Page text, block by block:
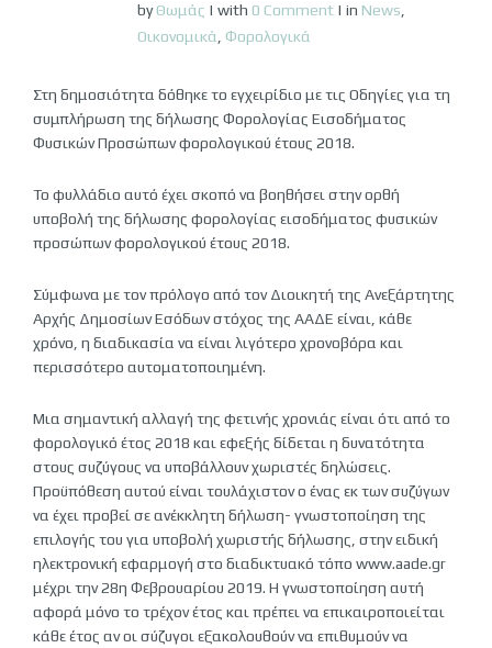
byΘωμάς | with 0 Comment | in News
Οικονομικά
Φορολογικά
Στη δημοσιότητα δόθηκε το εγχειρίδιο με τις Οδηγίες για τη
συμπλήρωση της δήλωσης Φορολογίας Εισοδήματος
Φυσικών Προσώπων φορολογικού έτους 2018.
Το φυλλάδιο αυτό έχει σκοπό να βοηθήσει στην ορθή
υποβολή της δήλωσης φορολογίας εισοδήματος φυσικών
προσώπων φορολογικού έτους 2018.
Σύμφωνα με τον πρόλογο από τον Διοικητή της Ανεξάρτητης
Αρχής Δημοσίων Εσόδων στόχος της ΑΑΔΕ είναι, κάθε
χρόνο, η διαδικασία να είναι λιγότερο χρονοβόρα και
περισσότερο αυτοματοποιημένη.
Μια σημαντική αλλαγή της φετινής χρονιάς είναι ότι από το
φορολογικό έτος 2018 και εφεξής δίδεται η δυνατότητα
στους συζύγους να υποβάλλουν χωριστές δηλώσεις.
Προϋπόθεση αυτού είναι τουλάχιστον ο ένας εκ των συζύγων
να έχει προβεί σε ανέκκλητη δήλωση- γνωστοποίηση της
επιλογής του για υποβολή χωριστής δήλωσης, στην ειδική
ηλεκτρονική εφαρμογή στο διαδικτυακό τόπο www.aade.gr
μέχρι την 28η Φεβρουαρίου 2019. Η γνωστοποίηση αυτή
αφορά μόνο το τρέχον έτος και πρέπει να επικαιροποιείται
κάθε έτος αν οι σύζυγοι εξακολουθούν να επιθυμούν να